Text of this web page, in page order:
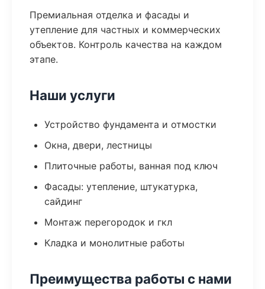
Премиальная отделка и фасады и
утепление для частных и коммерческих
объектов. Контроль качества на каждом
этапе.
Наши услуги
Устройство фундамента и отмостки
Окна, двери, лестницы
Плиточные работы, ванная под ключ
Фасады: утепление, штукатурка,
сайдинг
Монтаж перегородок и гкл
Кладка и монолитные работы
Преимущества работы с нами